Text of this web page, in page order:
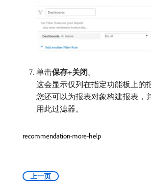
单击​保存+关闭。
这会显示仅列在指定功能板上的
您还可以为报表对象构建报表，
用此过滤器。
recommendation-more-help
上一页